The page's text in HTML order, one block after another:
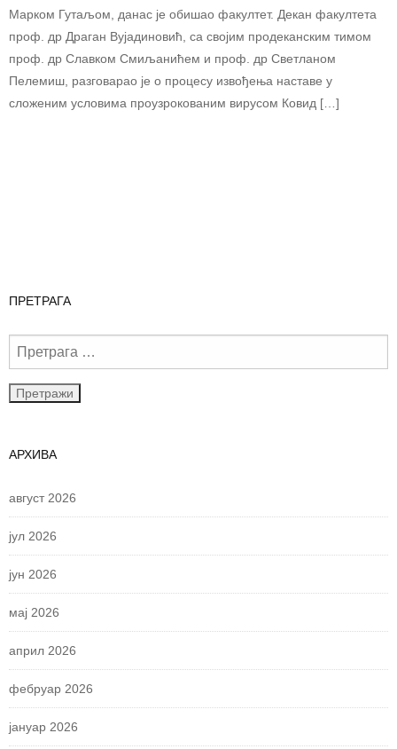
Марком Гутаљом, данас је обишао факултет. Декан факултета
проф. др Драган Вујадиновић, са својим продеканским тимом
проф. др Славком Смиљанићем и проф. др Светланом
Пелемиш, разговарао је о процесу извођења наставе у
сложеним условима проузрокованим вирусом Ковид […]
ПРЕТРАГА
АРХИВА
август 2026
јул 2026
јун 2026
мај 2026
април 2026
фебруар 2026
јануар 2026